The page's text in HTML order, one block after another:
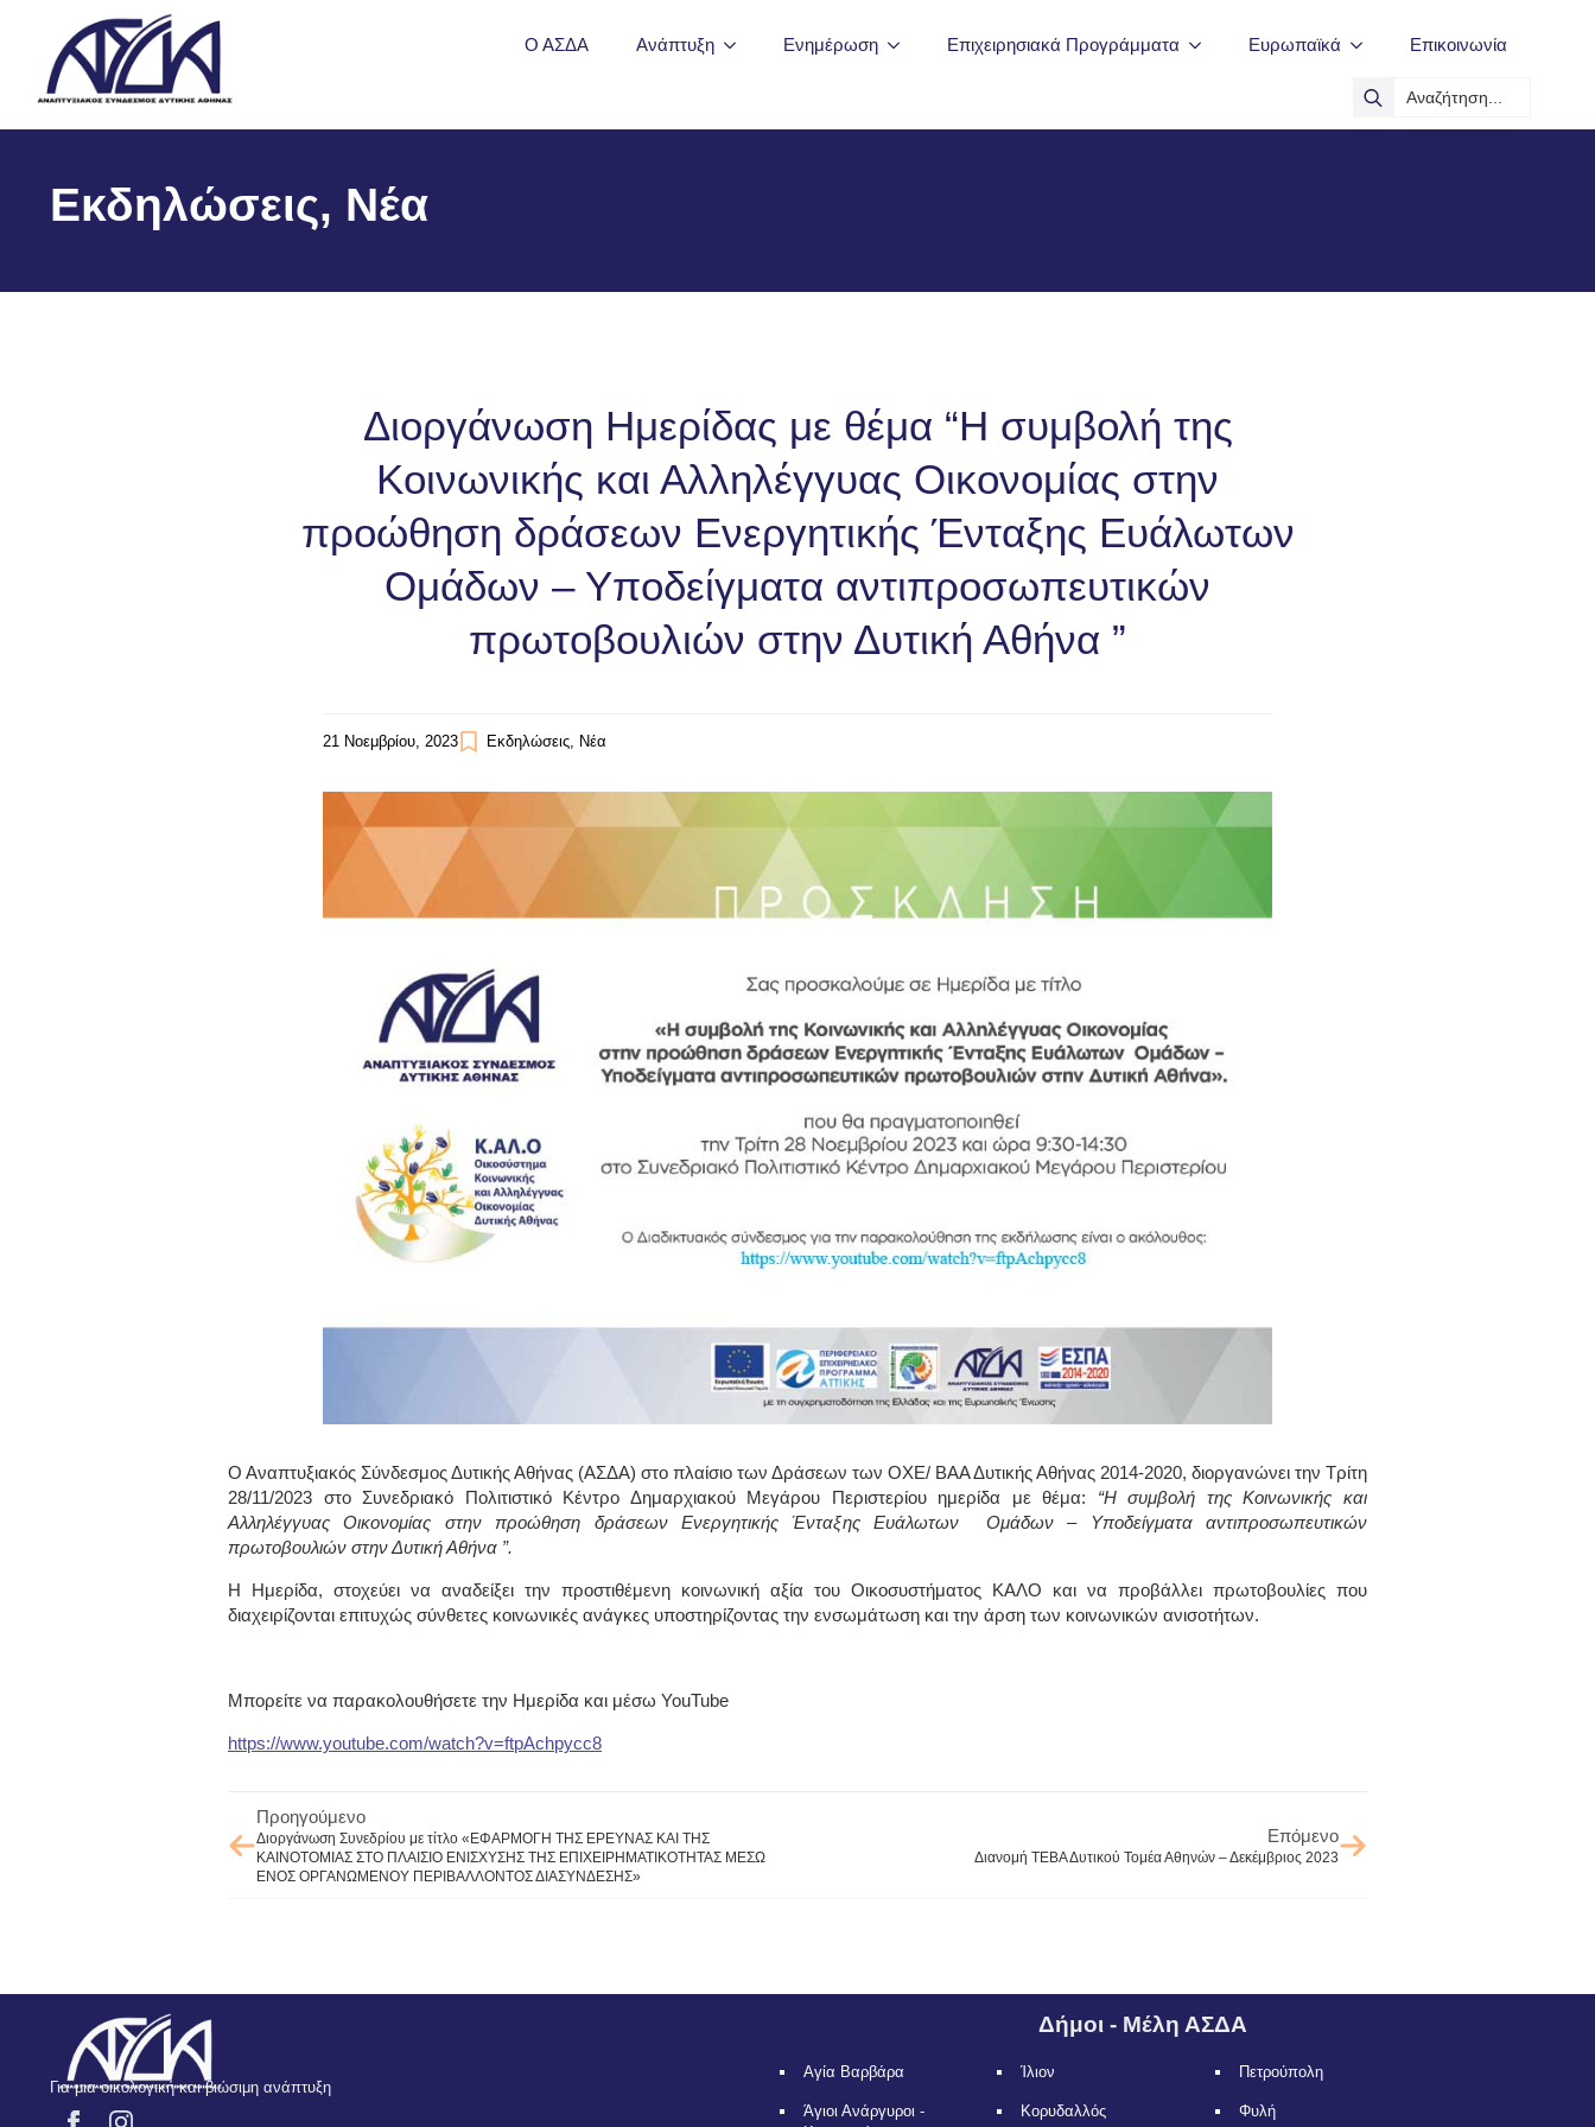
Ο ΑΣΔΑ Ανάπτυξη Ενημέρωση Επιχειρησιακά Προγράμματα Ευρωπαϊκά Επικοινωνία
Search
Εκδηλώσεις, Νέα
Διοργάνωση Ημερίδας με θέμα “Η συμβολή της
Κοινωνικής και Αλληλέγγυας Οικονομίας στην
προώθηση δράσεων Ενεργητικής Ένταξης Ευάλωτων
Ομάδων – Υποδείγματα αντιπροσωπευτικών
πρωτοβουλιών στην Δυτική Αθήνα ”
21 Νοεμβρίου, 2023 Εκδηλώσεις Νέα
Ο Αναπτυξιακός Σύνδεσμος Δυτικής Αθήνας (ΑΣΔΑ) στο πλαίσιο των Δράσεων των ΟΧΕ/ ΒΑΑ Δυτικής Αθήνας 2014-2020, διοργανώνει την Τρίτη
28/11/2023 στο Συνεδριακό Πολιτιστικό Κέντρο Δημαρχιακού Μεγάρου Περιστερίου ημερίδα με θέμα: “Η συμβολή της Κοινωνικής και
Αλληλέγγυας Οικονομίας στην προώθηση δράσεων Ενεργητικής Ένταξης Ευάλωτων Ομάδων – Υποδείγματα αντιπροσωπευτικών
πρωτοβουλιών στην Δυτική Αθήνα ”.
Η Ημερίδα, στοχεύει να αναδείξει την προστιθέμενη κοινωνική αξία του Οικοσυστήματος ΚΑΛΟ και να προβάλλει πρωτοβουλίες που
διαχειρίζονται επιτυχώς σύνθετες κοινωνικές ανάγκες υποστηρίζοντας την ενσωμάτωση και την άρση των κοινωνικών ανισοτήτων.
Μπορείτε να παρακολουθήσετε την Ημερίδα και μέσω YouTube
https://www.youtube.com/watch?v=ftpAchpycc8
Προηγούμενο
Διοργάνωση Συνεδρίου με τίτλο «ΕΦΑΡΜΟΓΗ ΤΗΣ ΕΡΕΥΝΑΣ ΚΑΙ ΤΗΣ
ΚΑΙΝΟΤΟΜΙΑΣ ΣΤΟ ΠΛΑΙΣΙΟ ΕΝΙΣΧΥΣΗΣ ΤΗΣ ΕΠΙΧΕΙΡΗΜΑΤΙΚΟΤΗΤΑΣ ΜΕΣΩ
ΕΝΟΣ ΟΡΓΑΝΩΜΕΝΟΥ ΠΕΡΙΒΑΛΛΟΝΤΟΣ ΔΙΑΣΥΝΔΕΣΗΣ»
Επόμενο
Διανομή ΤΕΒΑ Δυτικού Τομέα Αθηνών – Δεκέμβριος 2023
Για μια οικολογική και βιώσιμη ανάπτυξη
Δήμοι - Μέλη ΑΣΔΑ
Αγία Βαρβάρα
Άγιοι Ανάργυροι -
Ίλιον
Κορυδαλλός
Πετρούπολη
Φυλή